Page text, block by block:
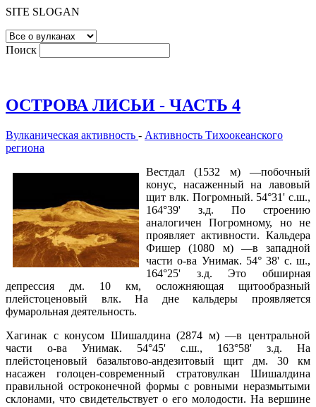
SITE SLOGAN
Поиск
ОСТРОВА ЛИСЬИ - ЧАСТЬ 4
Вулканическая активность - Активность Тихоокеанского
региона
Вестдал (1532 м) —побочный
конус, насаженный на лавовый
щит влк. Погромный. 54°31' с.ш.,
164°39' з.д. По строению
аналогичен Погромному, но не
проявляет активности. Кальдера
Фишер (1080 м) —в западной
части о-ва Унимак. 54° 38' с. ш.,
164°25' з.д. Это обширная
депрессия дм. 10 км, осложняющая щитообразный
плейстоценовый влк. На дне кальдеры проявляется
фумарольная деятельность.
Хагинак с конусом Шишалдина (2874 м) —в центральной
части о-ва Унимак. 54°45' с.ш., 163°58' з.д. На
плейстоценовый базальтово-андезитовый щит дм. 30 км
насажен голоцен-современный стратовулкан Шишалдина
правильной остроконечной формы с ровными неразмытыми
склонами, что свидетельствует о его молодости. На вершине